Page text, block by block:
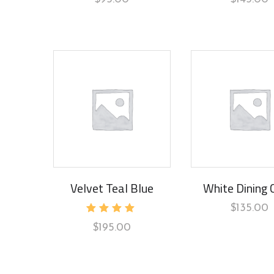
Velvet Teal Blue
Rated
5.00
$195.00
White Dining
$135.00